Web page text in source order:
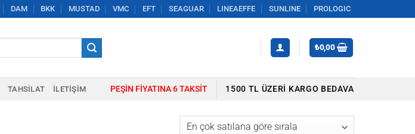
DAM BKK MUSTAD VMC EFT SEAGUAR LINEAEFFE SUNLINE PROLOGIC
₺0,00
TAHSILAT İLETIŞIM PEŞIN FIYATINA 6 TAKSIT 1500 TL ÜZERI KARGO BEDAVA